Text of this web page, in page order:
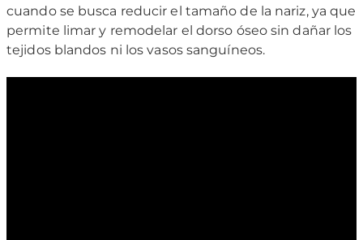
cuando se busca reducir el tamaño de la nariz, ya que
permite limar y remodelar el dorso óseo sin dañar los
tejidos blandos ni los vasos sanguíneos.